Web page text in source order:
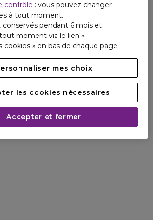
contrôle : vous pouvez changer
à tout moment.
conservés pendant 6 mois et
moment via le lien «
cookies » en bas de chaque page.
mes choix
les cookies nécessaires
Accepter et fermer